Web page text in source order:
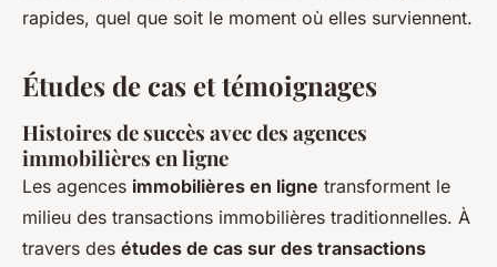
rapides, quel que soit le moment où elles surviennent.
Études de cas et témoignages
Histoires de succès avec des agences
immobilières en ligne
Les agences immobilières en ligne transforment le
milieu des transactions immobilières traditionnelles. À
travers des études de cas sur des transactions